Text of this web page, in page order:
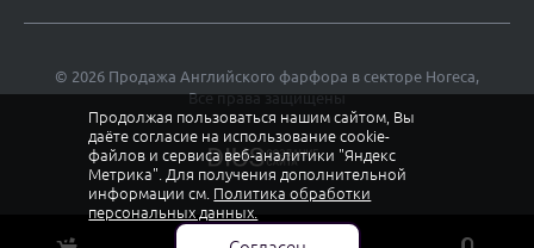
© 2026 Продажа Английского фарфора в секторе Horeca,
Все права защищены
Политика конфиденциальности
Продолжая пользоваться нашим сайтом, Вы
даёте согласие на использование cookie-
файлов и сервиса веб-аналитики "Яндекс
Метрика". Для получения дополнительной
информации см. Политика обработки
персональных данных.